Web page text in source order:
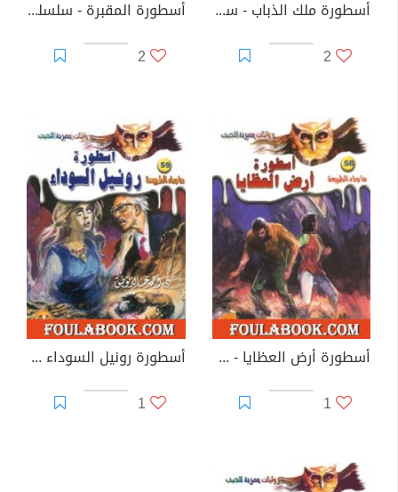
أسطورة ملك الذباب - سلسلة ما وراء الطبيعة
2
أسطورة المقبرة - سلسلة ما وراء الطبيعة
2
أسطورة أرض العظايا - سلسلة ما وراء الطبيعة
1
أسطورة رونيل السوداء - سلسلة ما وراء الطبيعة
1